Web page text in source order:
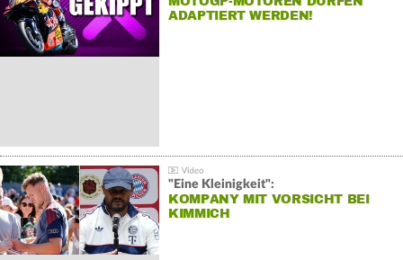
ADAPTIERT WERDEN!
"Eine Kleinigkeit":
KOMPANY MIT VORSICHT BEI
KIMMICH